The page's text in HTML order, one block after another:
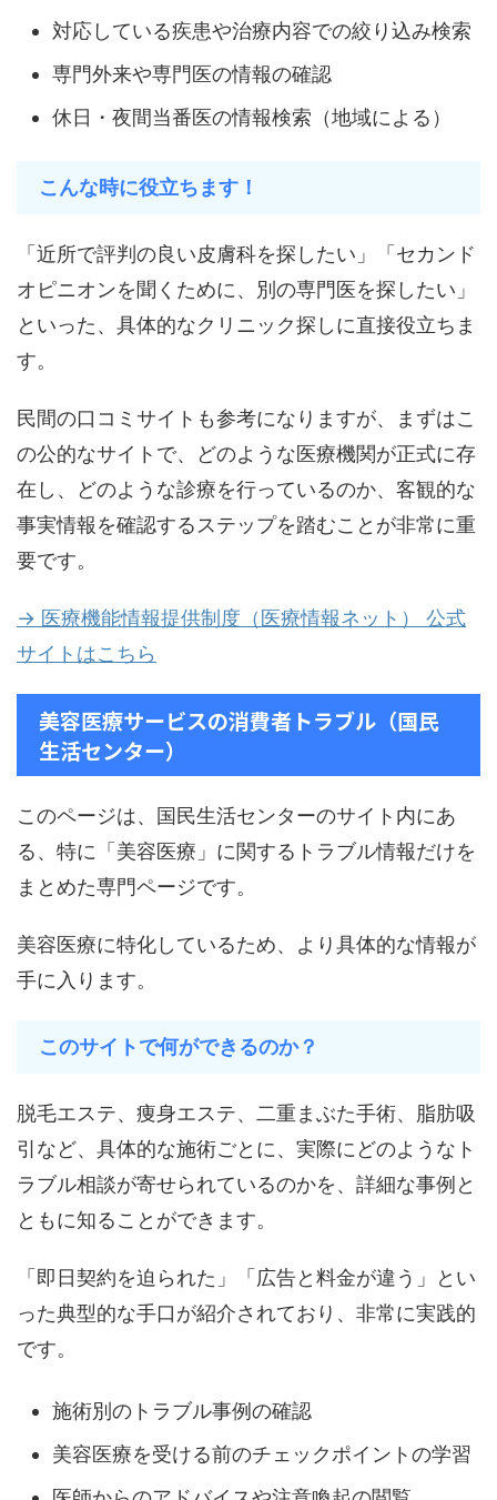
対応している疾患や治療内容での絞り込み検索
専門外来や専門医の情報の確認
休日・夜間当番医の情報検索（地域による）
こんな時に役立ちます！
「近所で評判の良い皮膚科を探したい」「セカンド
オピニオンを聞くために、別の専門医を探したい」
といった、具体的なクリニック探しに直接役立ちま
す。
民間の口コミサイトも参考になりますが、まずはこ
の公的なサイトで、どのような医療機関が正式に存
在し、どのような診療を行っているのか、客観的な
事実情報を確認するステップを踏むことが非常に重
要です。
→ 医療機能情報提供制度（医療情報ネット） 公式
サイトはこちら
美容医療サービスの消費者トラブル（国民
生活センター）
このページは、国民生活センターのサイト内にあ
る、特に「美容医療」に関するトラブル情報だけを
まとめた専門ページです。
美容医療に特化しているため、より具体的な情報が
手に入ります。
このサイトで何ができるのか？
脱毛エステ、痩身エステ、二重まぶた手術、脂肪吸
引など、具体的な施術ごとに、実際にどのようなト
ラブル相談が寄せられているのかを、詳細な事例と
ともに知ることができます。
「即日契約を迫られた」「広告と料金が違う」とい
った典型的な手口が紹介されており、非常に実践的
です。
施術別のトラブル事例の確認
美容医療を受ける前のチェックポイントの学習